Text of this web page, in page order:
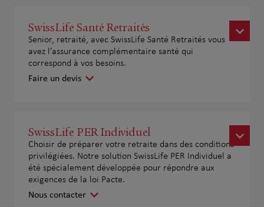
SwissLife Santé Retraités
Senior, retraité, avec SwissLife Santé Retraités vous
avez l'assurance complémentaire santé qui
correspond à vos besoins.
Faire un devis
SwissLife PER Individuel
Choisir de préparer votre retraite dans des conditions
privilégiées. Notre solution SwissLife PER Individuel a
été spécialement développée pour répondre aux
exigences de la loi Pacte.
Nous contacter